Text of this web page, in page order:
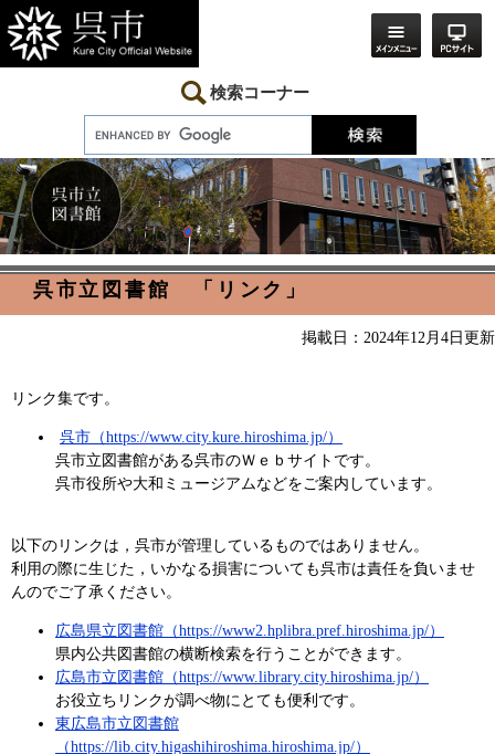
ー
ジ
の
ニ
ュ
ー
て
本
文
へ
検索コーナー
本
呉市立図書館 「リンク」
掲載日：2024年12月4日更新
リンク集です。
呉市（https://www.city.kure.hiroshima.jp/）
呉市立図書館がある呉市のＷｅｂサイトです。
呉市役所や大和ミュージアムなどをご案内しています。
以下のリンクは，呉市が管理しているものではありません。
利用の際に生じた，いかなる損害についても呉市は責任を負いませ
んのでご了承ください。
広島県立図書館（https://www2.hplibra.pref.hiroshima.jp/​）
県内公共図書館の横断検索を行うことができます。
広島市立図書館（https://www.library.city.hiroshima.jp/）
お役立ちリンクが調べ物にとても便利です。
東広島市立図書館
（https://lib.city.higashihiroshima.hiroshima.jp/）